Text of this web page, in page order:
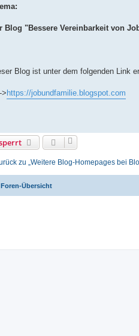
Blog "Bessere Vereinbarkeit von
Blog ist unter dem folgenden Link
>https://jobundfamilie.blogspot.com
zu „Weitere Blog-Homepages bei
Foren-Übersicht